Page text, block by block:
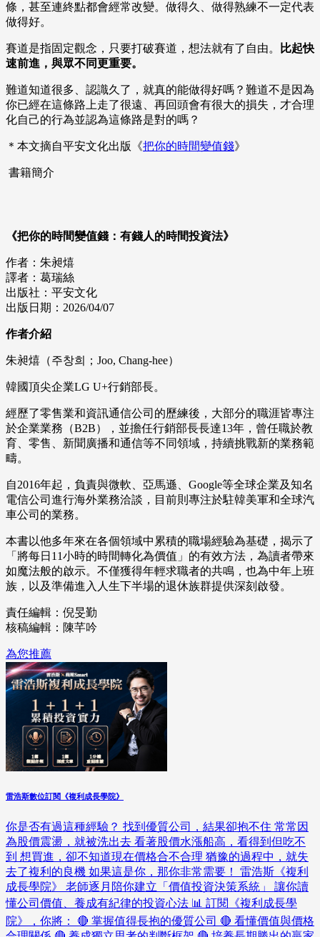
條，甚至連終點都會經常改變。做得久、做得熟練不一定代表
做得好。
賽道是指固定觀念，只要打破賽道，想法就有了自由。
比起快
速前進，與眾不同更重要。
難道知道很多、認識久了，就真的能做得好嗎？難道不是因為
你已經在這條路上走了很遠、再回頭會有很大的損失，才合理
化自己的行為並認為這條路是對的嗎？
＊本文摘自平安文化出版《把你的時間變值錢》
書籍簡介
《把你的時間變值錢：有錢人的時間投資法》
作者：朱昶熺
譯者：葛瑞絲
出版社：平安文化
出版日期：2026/04/07
作者介紹
朱昶熺（주창희；Joo, Chang-hee）
韓國頂尖企業LG U+行銷部長。
經歷了零售業和資訊通信公司的歷練後，大部分的職涯皆專注
於企業業務（B2B），並擔任行銷部長長達13年，曾任職於教
育、零售、新聞廣播和通信等不同領域，持續挑戰新的業務範
疇。
自2016年起，負責與微軟、亞馬遜、Google等全球企業及知名
電信公司進行海外業務洽談，目前則專注於駐韓美軍和全球汽
車公司的業務。
本書以他多年來在各個領域中累積的職場經驗為基礎，揭示了
「將每日11小時的時間轉化為價值」的有效方法，為讀者帶來
如魔法般的啟示。不僅獲得年輕求職者的共鳴，也為中年上班
族，以及準備進入人生下半場的退休族群提供深刻啟發。
責任編輯：倪旻勤
核稿編輯：陳芊吟
為您推薦
雷浩斯數位訂閱《複利成長學院》
你是否有過這種經驗？ 找到優質公司，結果卻抱不住 常常因
為股價震盪，就被洗出去 看著股價水漲船高，看得到但吃不
到 想買進，卻不知道現在價格合不合理 猶豫的過程中，就失
去了複利的良機 如果這是你，那你非常需要！ 雷浩斯《複利
成長學院》 老師逐月陪你建立「價值投資決策系統」 讓你讀
懂公司價值、養成有紀律的投資心法 📊 訂閱《複利成長學
院》，你將： 🔴 掌握值得長抱的優質公司 🔴 看懂價值與價格